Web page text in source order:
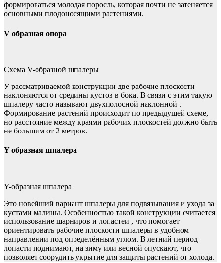
формироваться молодая поросль, которая почти не затеняется
основными плодоносящими растениями.
V образная опора
Схема V-образной шпалеры
У рассматриваемой конструкции две рабочие плоскости
наклоняются от средины кустов в бока. В связи с этим такую
шпалеру часто называют двухполосной наклонной .
Формирование растений происходит по предыдущей схеме,
но расстояние между краями рабочих плоскостей должно быть
не большим от 2 метров.
Y образная шпалера
Y-образная шпалера
Это новейший вариант шпалеры для подвязывания и ухода за
кустами малины. Особенностью такой конструкции считается
использование шарниров и лопастей , что помогает
ориентировать рабочие плоскости шпалеры в удобном
направлении под определённым углом. В летний период
лопасти поднимают, на зиму или весной опускают, что
позволяет соорудить укрытие для защиты растений от холода.